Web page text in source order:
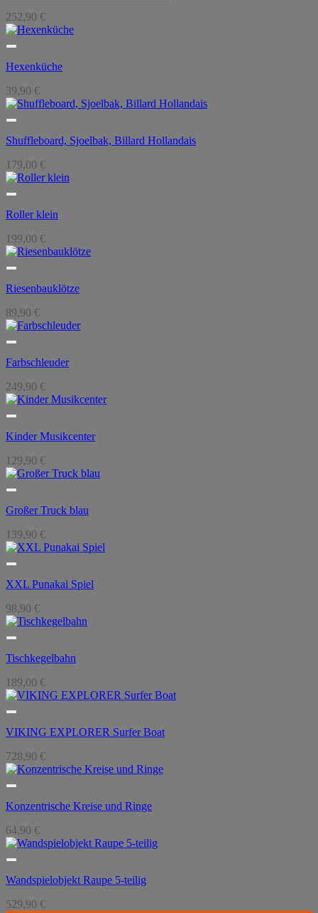
252,90 €
Hexenküche
39,90 €
Shuffleboard, Sjoelbak, Billard Hollandais
179,00 €
Roller klein
199,00 €
Riesenbauklötze
89,90 €
Farbschleuder
249,90 €
Kinder Musikcenter
129,90 €
Großer Truck blau
139,90 €
XXL Punakai Spiel
98,90 €
Tischkegelbahn
189,00 €
VIKING EXPLORER Surfer Boat
728,90 €
Konzentrische Kreise und Ringe
64,90 €
Wandspielobjekt Raupe 5-teilig
529,90 €